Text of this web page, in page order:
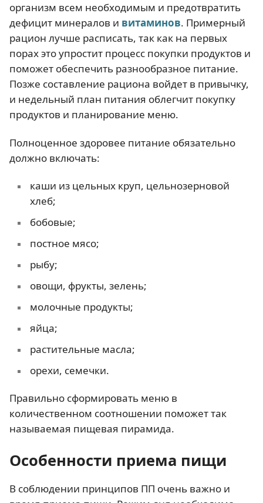
организм всем необходимым и предотвратить
дефицит минералов и витаминов. Примерный
рацион лучше расписать, так как на первых
порах это упростит процесс покупки продуктов и
поможет обеспечить разнообразное питание.
Позже составление рациона войдет в привычку,
и недельный план питания облегчит покупку
продуктов и планирование меню.
Полноценное здоровее питание обязательно
должно включать:
каши из цельных круп, цельнозерновой
хлеб;
бобовые;
постное мясо;
рыбу;
овощи, фрукты, зелень;
молочные продукты;
яйца;
растительные масла;
орехи, семечки.
Правильно сформировать меню в
количественном соотношении поможет так
называемая пищевая пирамида.
Особенности приема пищи
В соблюдении принципов ПП очень важно и